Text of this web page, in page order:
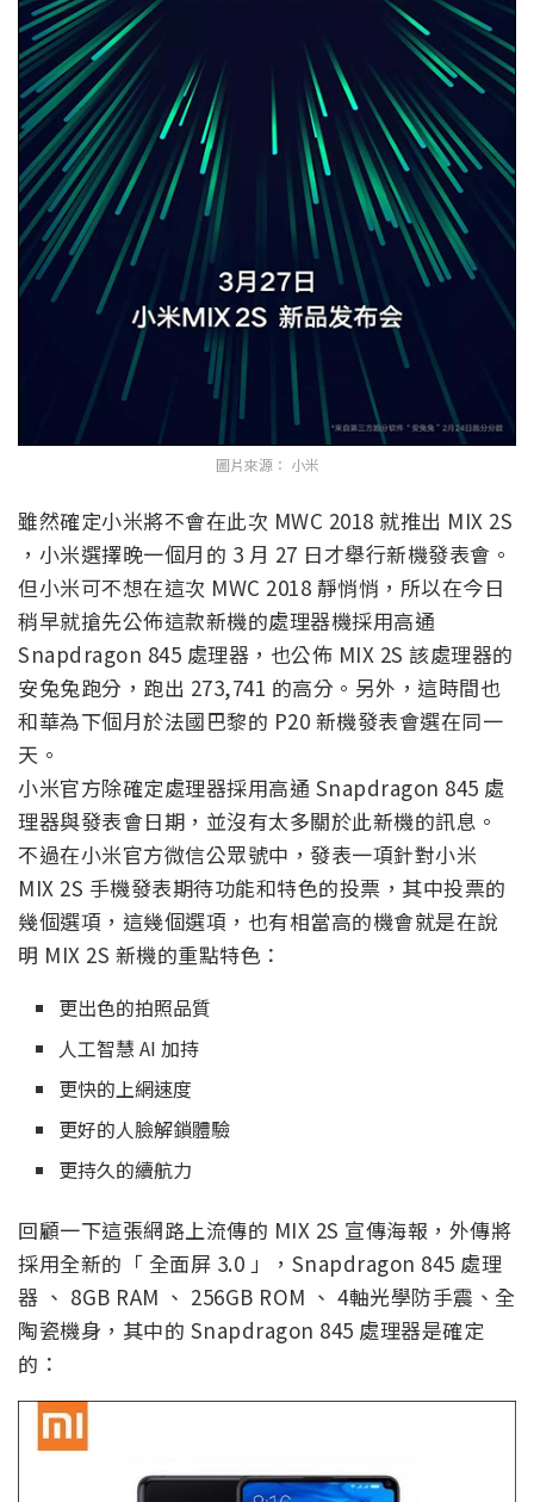
圖片來源： 小米
雖然確定小米將不會在此次 MWC 2018 就推出 MIX 2S
，小米選擇晚一個月的 3 月 27 日才舉行新機發表會。
但小米可不想在這次 MWC 2018 靜悄悄，所以在今日
稍早就搶先公佈這款新機的處理器機採用高通
Snapdragon 845 處理器，也公佈 MIX 2S 該處理器的
安兔兔跑分，跑出 273,741 的高分。另外，這時間也
和華為下個月於法國巴黎的 P20 新機發表會選在同一
天。
小米官方除確定處理器採用高通 Snapdragon 845 處
理器與發表會日期，並沒有太多關於此新機的訊息。
不過在小米官方微信公眾號中，發表一項針對小米
MIX 2S 手機發表期待功能和特色的投票，其中投票的
幾個選項，這幾個選項，也有相當高的機會就是在說
明 MIX 2S 新機的重點特色：
更出色的拍照品質
人工智慧 AI 加持
更快的上網速度
更好的人臉解鎖體驗
更持久的續航力
回顧一下這張網路上流傳的 MIX 2S 宣傳海報，外傳將
採用全新的「 全面屏 3.0 」，Snapdragon 845 處理
器 、 8GB RAM 、 256GB ROM 、 4軸光學防手震、全
陶瓷機身，其中的 Snapdragon 845 處理器是確定
的：